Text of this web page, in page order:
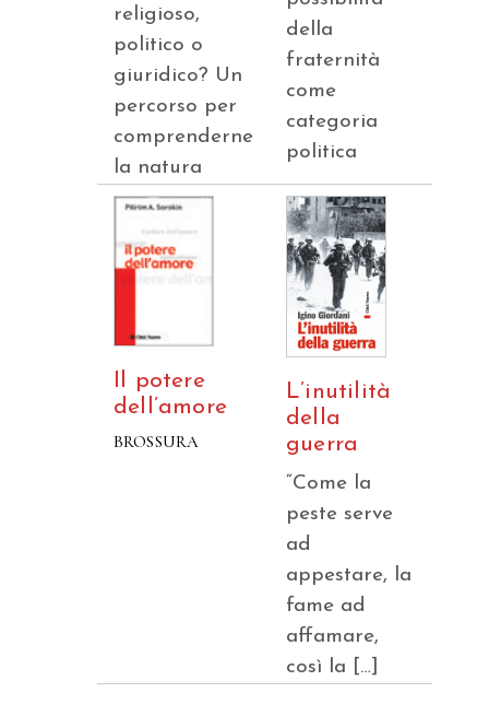
religioso,
politico o
giuridico? Un
percorso per
comprenderne
la natura
della
fraternità
come
categoria
politica
Il potere
dell’amore
BROSSURA
L’inutilità
della
guerra
“Come la
peste serve
ad
appestare, la
fame ad
affamare,
così la […]